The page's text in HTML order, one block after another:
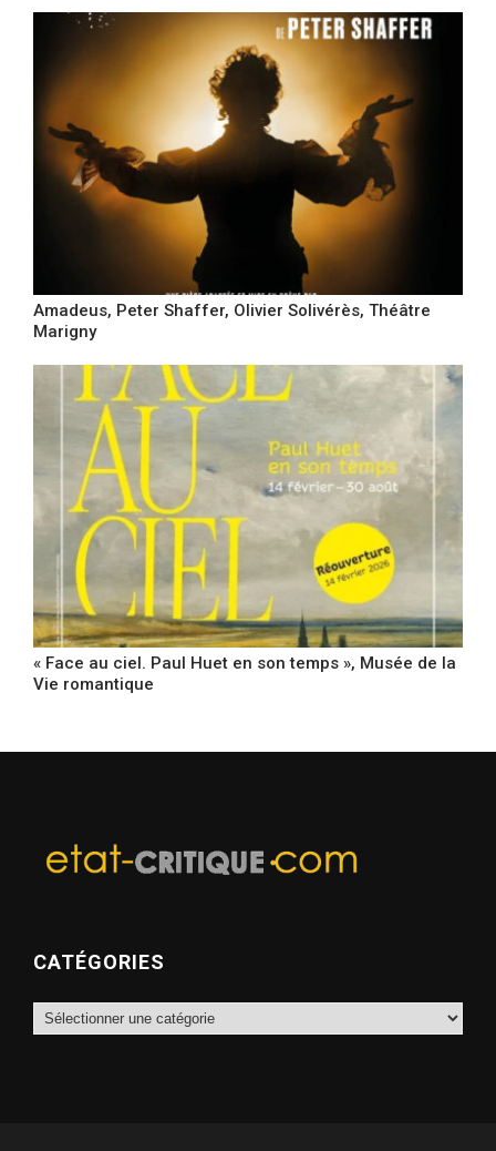
Amadeus, Peter Shaffer, Olivier Solivérès, Théâtre
Marigny
« Face au ciel. Paul Huet en son temps », Musée de la
Vie romantique
CATÉGORIES
Catégories